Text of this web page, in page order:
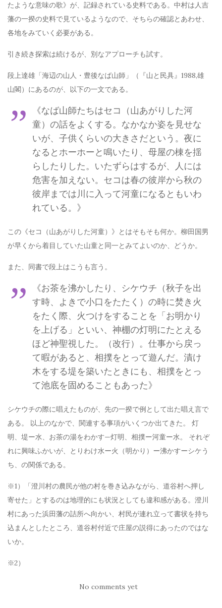
たような意味の歌》が、記録されている史料である。中村は人吉
藩の一揆の史料で見ているようなので、そちらの確認とあわせ、
各地をみていく必要がある。
引き続き探索は続けるが、別なアプローチも試す。
段上達雄「海辺の山人・豊後なば山師」（『山と民具』1988,雄
山閣）にあるのが、以下の一文である。
《なば山師たちはセコ（山あがりした河
童）の話をよくする。なかなか姿を見せな
いが、子供くらいの大きさだという。夜に
なるとホーホーと鳴いたり、母屋の棟を揺
らしたりした。いたずらはするが、人には
危害を加えない。セコは春の彼岸から秋の
彼岸までは川に入って河童になるともいわ
れている。》
この《セコ（山あがりした河童）》とはそもそも何か。柳田国男
が早くから着目していた山童と同一とみてよいのか、どうか。
また、同書で段上はこうも言う。
《お茶を沸かしたり、シケウチ（秋子を出
す時、よきで小口をたたく）の時に焚き火
をたく際、火つけをすることを「お明かり
を上げる」といい、神棚の灯明にたとえる
ほど神聖視した。（改行）。仕事から戻っ
て暇があると、相撲をとって遊んだ。漬け
木をする堤を築いたときにも、相撲をとっ
て池底を固めることもあった》
シケウチの際に唱えたものが、先の一揆で例として出た唱え言で
ある。 以上のなかで、関連する事項がいくつか出てきた。 灯
明、堤ー水、お茶の湯をわかす—灯明、相撲ー河童ー水。 それぞ
れに興味ふかいが、とりわけ水ー火（明かり）ー沸かすーシケう
ち、の関係である。
※1）「澄川村の農民が他の村を巻き込みながら、道谷村へ押し
寄せた」とするのは地理的にも状況としても違和感がある。澄川
村にあった浜田藩の詰所へ向かい、村民が連れ立って書状を持ち
込まんとしたところ、道谷村付近で庄屋の説得にあったのではな
いか。
※2）
No comments yet